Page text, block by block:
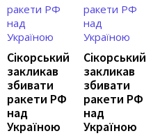
Сікорський
закликав
збивати
ракети РФ
над
Україною
Сікорський
закликав
збивати
ракети РФ
над
Україною